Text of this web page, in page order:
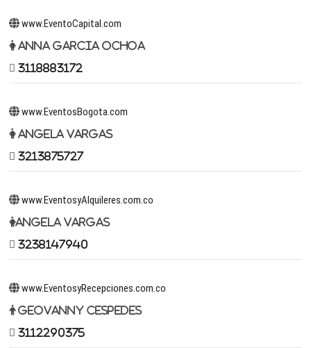
www.EventoCapital.com
Anna Garcia Ochoa
3118883172
www.EventosBogota.com
Angela Vargas
3213875727
www.EventosyAlquileres.com.co
Angela Vargas
3238147940
www.EventosyRecepciones.com.co
Geovanny Cespedes
3112290375